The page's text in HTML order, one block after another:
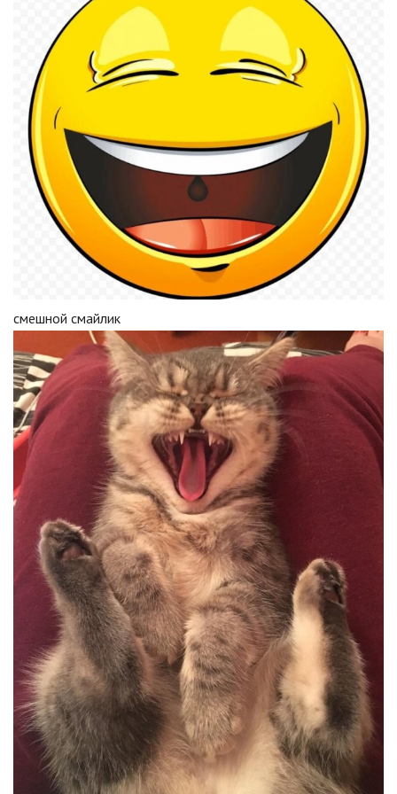
смешной смайлик